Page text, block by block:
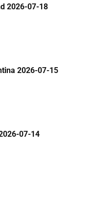
2026-07-18
2026-07-15
07-14